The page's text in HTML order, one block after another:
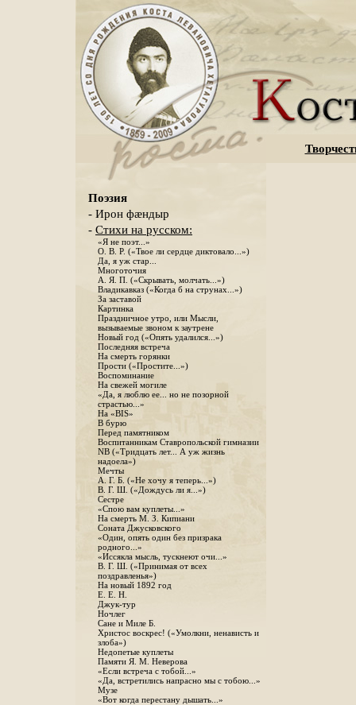
Поэзия
- Ирон фæндыр
- Стихи на русском:
«Я не поэт...»
О. В. Р. («Твое ли сердце диктовало...»)
Да, я уж стар...
Многоточия
А. Я. П. («Скрывать, молчать...»)
Владикавказ («Когда б на струнах...»)
За заставой
Картинка
Праздничное утро, или Мысли,
вызываемые звоном к заутрене
Новый год («Опять удалился...»)
Последняя встреча
На смерть горянки
Прости («Простите...»)
Воспоминание
На свежей могиле
«Да, я люблю ее... но не позорной
страстью...»
На «BIS»
В бурю
Перед памятником
Воспитанникам Ставропольской гимназии
NB («Тридцать лет... А уж жизнь
надоела»)
Мечты
А. Г. Б. («Не хочу я теперь...»)
В. Г. Ш. («Дождусь ли я...»)
Сестре
«Спою вам куплеты...»
На смерть М. З. Кипиани
Соната Джусковского
«Один, опять один без призрака
родного...»
«Иссякла мысль, тускнеют очи...»
В. Г. Ш. («Принимая от всех
поздравленья»)
На новый 1892 год
Е. Е. Н.
Джук-тур
Ночлег
Сане и Миле Б.
Христос воскрес! («Умолкни, ненависть и
злоба»)
Недопетые куплеты
Памяти Я. М. Неверова
«Если встреча с тобой...»
«Да, встретились напрасно мы с тобою...»
Музе
«Вот когда перестану дышать...»